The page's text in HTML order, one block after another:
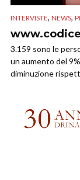
INTERVISTE, NEWS,
3.159 sono le
un aumento del
diminuzione